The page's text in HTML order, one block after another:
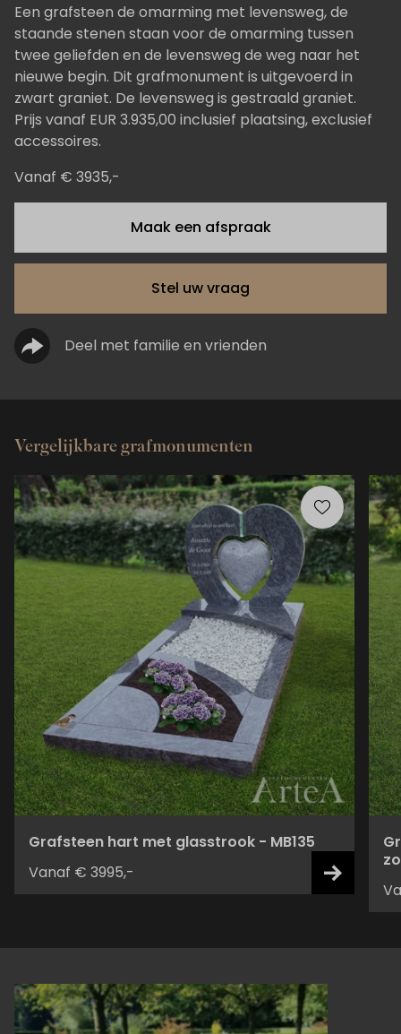
Een grafsteen de omarming met levensweg, de
staande stenen staan voor de omarming tussen
twee geliefden en de levensweg de weg naar het
nieuwe begin. Dit grafmonument is uitgevoerd in
zwart graniet. De levensweg is gestraald graniet.
Prijs vanaf EUR 3.935,00 inclusief plaatsing, exclusief
accessoires.
Vanaf € 3935,-
Maak een afspraak
Stel uw vraag
Deel met familie en vrienden
Vergelijkbare grafmonumenten
Grafsteen hart met glasstrook - MB135
Vanaf € 3995,-